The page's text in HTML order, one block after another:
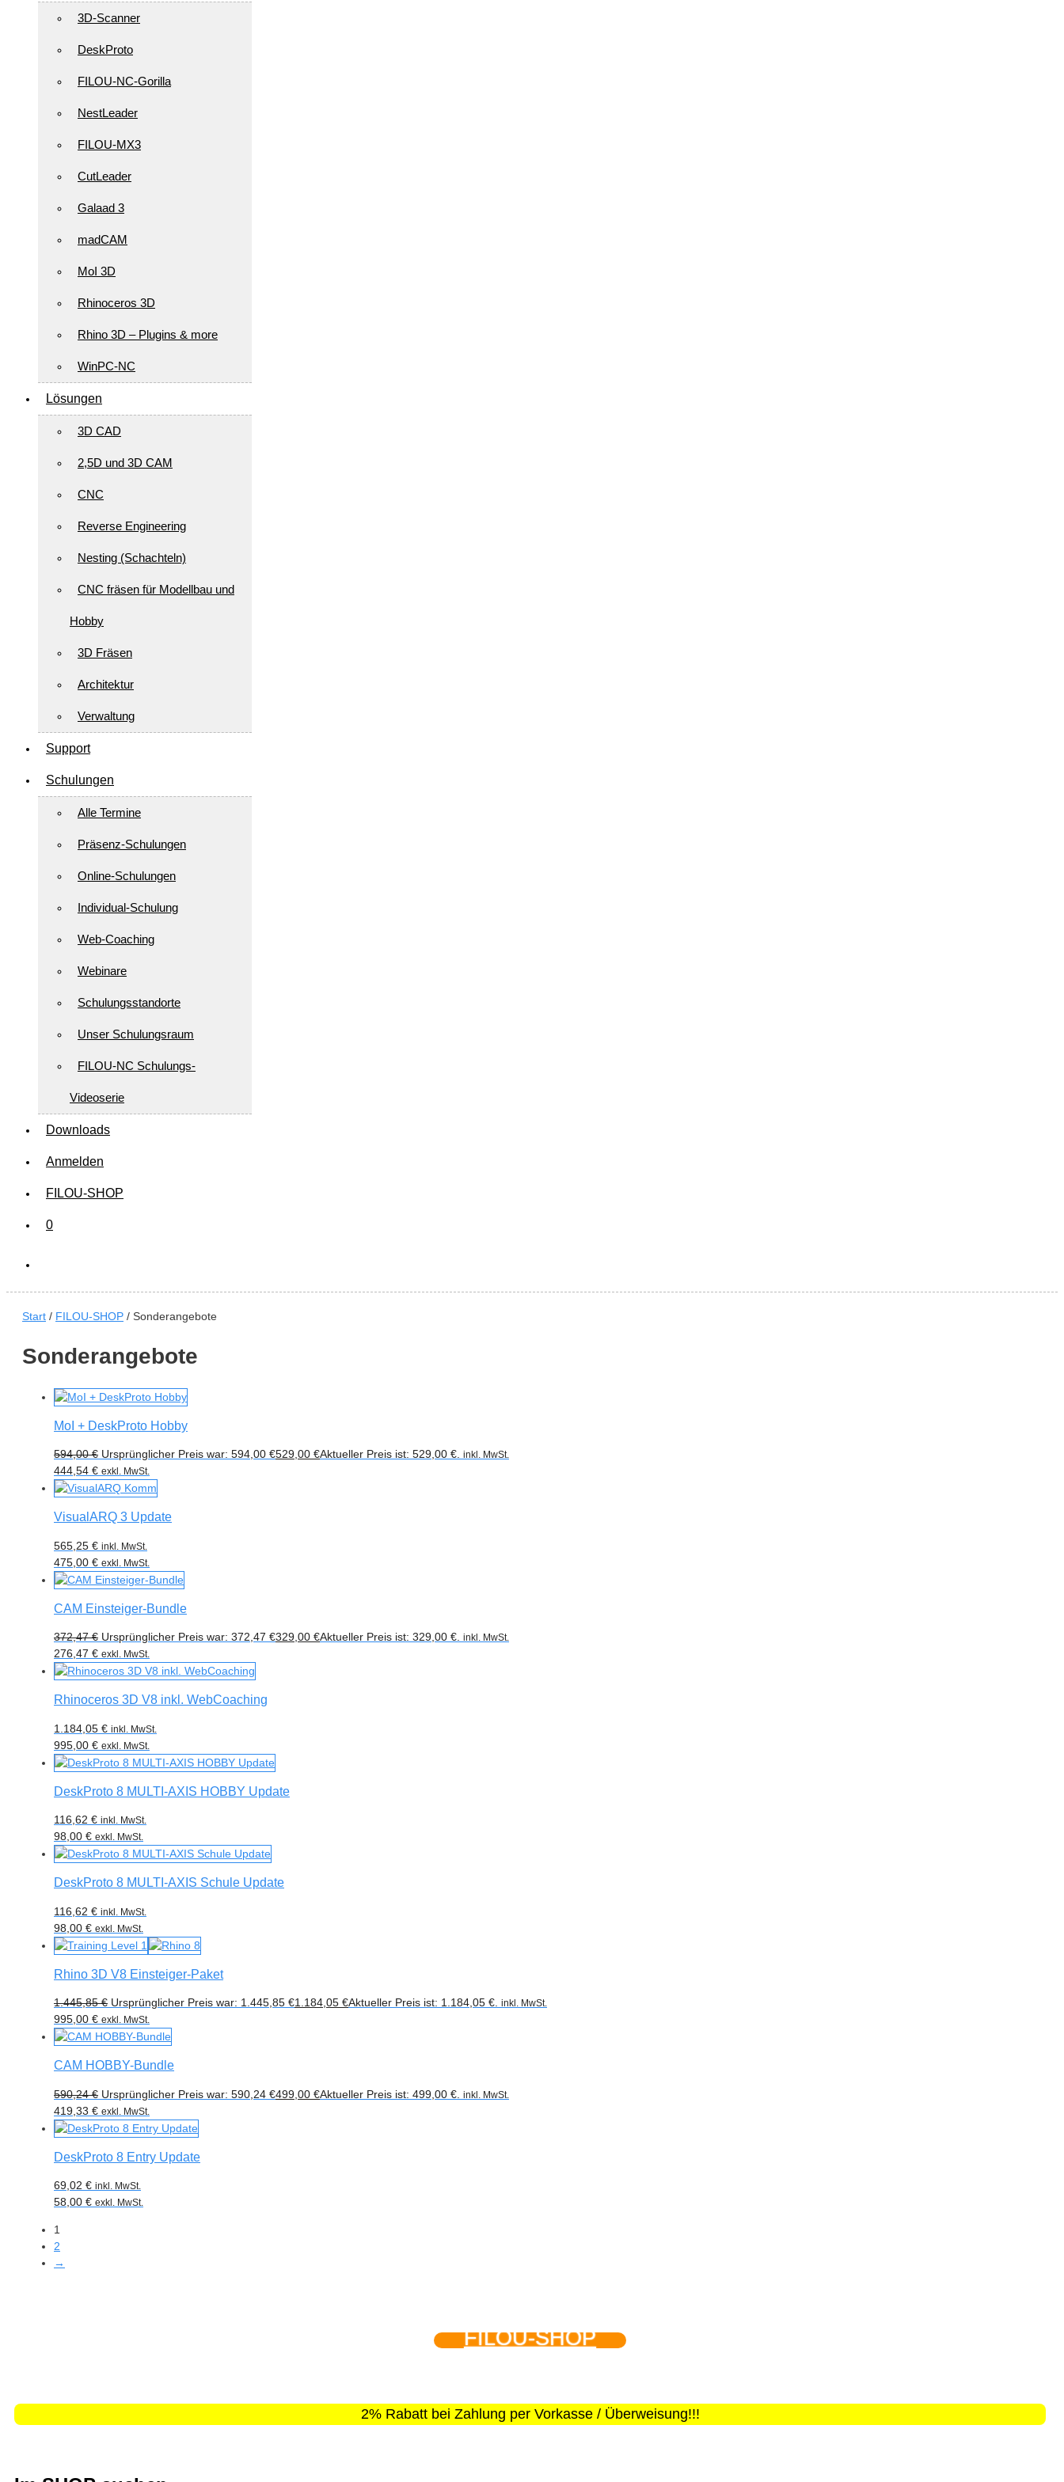
3D-Scanner
DeskProto
FILOU-NC-Gorilla
NestLeader
FILOU-MX3
CutLeader
Galaad 3
madCAM
MoI 3D
Rhinoceros 3D
Rhino 3D – Plugins & more
WinPC-NC
Lösungen
3D CAD
2,5D und 3D CAM
CNC
Reverse Engineering
Nesting (Schachteln)
CNC fräsen für Modellbau und
Hobby
3D Fräsen
Architektur
Verwaltung
Support
Schulungen
Alle Termine
Präsenz-Schulungen
Online-Schulungen
Individual-Schulung
Web-Coaching
Webinare
Schulungsstandorte
Unser Schulungsraum
FILOU-NC Schulungs-
Videoserie
Downloads
Anmelden
FILOU-SHOP
0
Start / FILOU-SHOP / Sonderangebote
Sonderangebote
MoI + DeskProto Hobby
594,00€ Ursprünglicher Preis war: 594,00 €529,00 €Aktueller Preis ist: 529,00 €. inkl. MwSt.
444,54 € exkl. MwSt.
VisualARQ 3 Update
565,25 € inkl. MwSt.
475,00 € exkl. MwSt.
CAM Einsteiger-Bundle
372,47€ Ursprünglicher Preis war: 372,47 €329,00 €Aktueller Preis ist: 329,00 €. inkl. MwSt.
276,47 € exkl. MwSt.
Rhinoceros 3D V8 inkl. WebCoaching
1.184,05 € inkl. MwSt.
995,00 € exkl. MwSt.
DeskProto 8 MULTI-AXIS HOBBY Update
116,62 € inkl. MwSt.
98,00 € exkl. MwSt.
DeskProto 8 MULTI-AXIS Schule Update
116,62 € inkl. MwSt.
98,00 € exkl. MwSt.
Rhino 3D V8 Einsteiger-Paket
1.445,85€ Ursprünglicher Preis war: 1.445,85 €1.184,05 €Aktueller Preis ist: 1.184,05 €. inkl. MwSt.
995,00 € exkl. MwSt.
CAM HOBBY-Bundle
590,24€ Ursprünglicher Preis war: 590,24 €499,00 €Aktueller Preis ist: 499,00 €. inkl. MwSt.
419,33 € exkl. MwSt.
DeskProto 8 Entry Update
69,02 € inkl. MwSt.
58,00 € exkl. MwSt.
1
2
→
FILOU-SHOP
2% Rabatt bei Zahlung per Vorkasse / Überweisung!!!